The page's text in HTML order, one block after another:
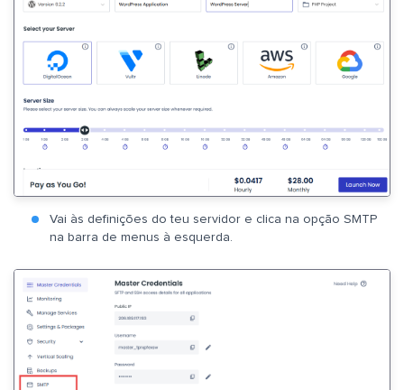
Vai às definições do teu servidor e clica na opção SMTP
na barra de menus à esquerda.